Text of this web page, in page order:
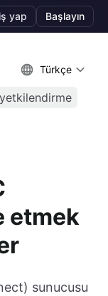
yap Başlayın
Türkçe
yetkilendirme
etmek
sunucusu